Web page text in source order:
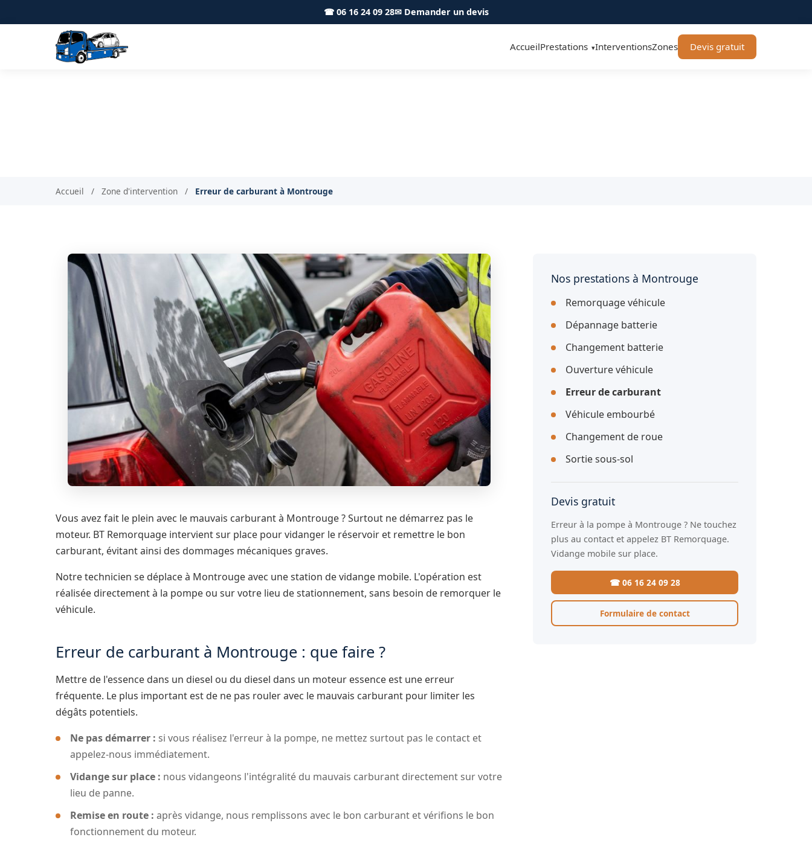
☎ 06 16 24 09 28✉ Demander un devis
AccueilPrestations ▾InterventionsZones Devis gratuit
Accueil / Zone d'intervention / Erreur de carburant à Montrouge
Vous avez fait le plein avec le mauvais carburant à Montrouge ? Surtout ne démarrez pas le
moteur. BT Remorquage intervient sur place pour vidanger le réservoir et remettre le bon
carburant, évitant ainsi des dommages mécaniques graves.
Notre technicien se déplace à Montrouge avec une station de vidange mobile. L'opération est
réalisée directement à la pompe ou sur votre lieu de stationnement, sans besoin de remorquer le
véhicule.
Erreur de carburant à Montrouge : que faire ?
Mettre de l'essence dans un diesel ou du diesel dans un moteur essence est une erreur
fréquente. Le plus important est de ne pas rouler avec le mauvais carburant pour limiter les
dégâts potentiels.
Ne pas démarrer : si vous réalisez l'erreur à la pompe, ne mettez surtout pas le contact et
appelez-nous immédiatement.
Vidange sur place : nous vidangeons l'intégralité du mauvais carburant directement sur votre
lieu de panne.
Remise en route : après vidange, nous remplissons avec le bon carburant et vérifions le bon
fonctionnement du moteur.
Nos prestations à Montrouge
Remorquage véhicule
Dépannage batterie
Changement batterie
Ouverture véhicule
Erreur de carburant
Véhicule embourbé
Changement de roue
Sortie sous-sol
Devis gratuit
Erreur à la pompe à Montrouge ? Ne touchez
plus au contact et appelez BT Remorquage.
Vidange mobile sur place.
☎ 06 16 24 09 28
Formulaire de contact